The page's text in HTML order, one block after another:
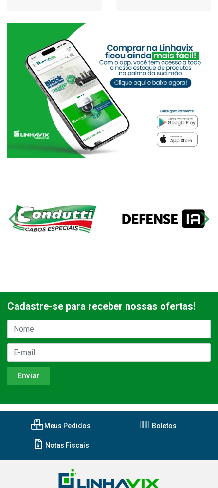
Cadastre-se para receber nossas ofertas!
Meus Pedidos Boletos
Notas Fiscais